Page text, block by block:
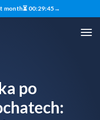
month⏳ 00:29:44→
po